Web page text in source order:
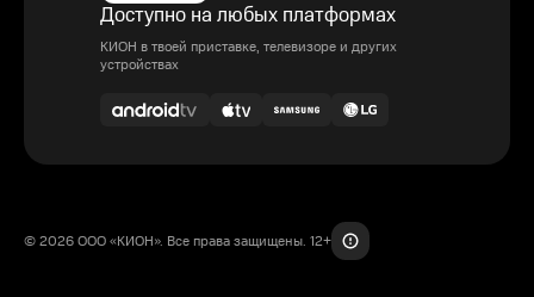
Доступно на любых платформах
КИОН в твоей приставке, телевизоре и других
устройствах
© 2026 ООО «КИОН». Все права защищены. 12+